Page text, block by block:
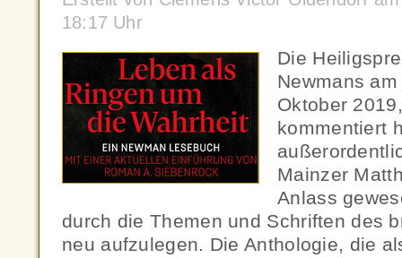
18:17 Uhr
Die
Newmans
Oktober
kommentiert
Mainzer
Anlass
durch die Themen und Schriften des
neu aufzulegen. Die Anthologie, die